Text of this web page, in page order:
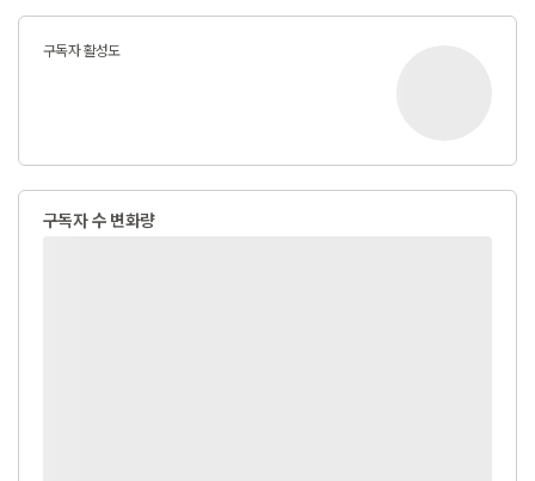
구독자 활성도
구독자 수 변화량